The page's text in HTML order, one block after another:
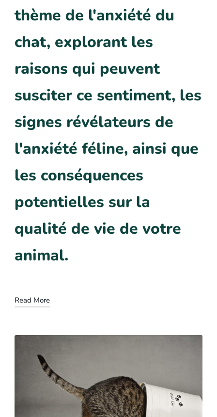
thème de l'anxiété du
chat, explorant les
raisons qui peuvent
susciter ce sentiment, les
signes révélateurs de
l'anxiété féline, ainsi que
les conséquences
potentielles sur la
qualité de vie de votre
animal.
Read More